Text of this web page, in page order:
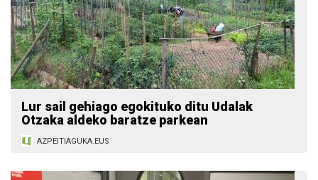
Lur sail gehiago egokituko ditu Udalak
Otzaka aldeko baratze parkean
AZPEITIAGUKA.EUS